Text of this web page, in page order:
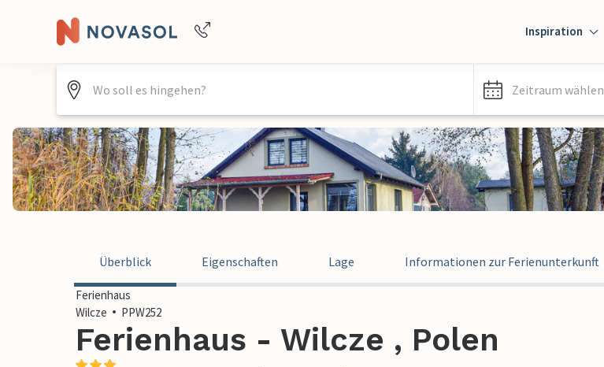
+4940688715475
Inspiration
Zeitraum wählen
Überblick Eigenschaften Lage Informationen zur Ferienunterkunft
Ferienhaus
Wilcze
PPW252
Ferienhaus - Wilcze , Polen